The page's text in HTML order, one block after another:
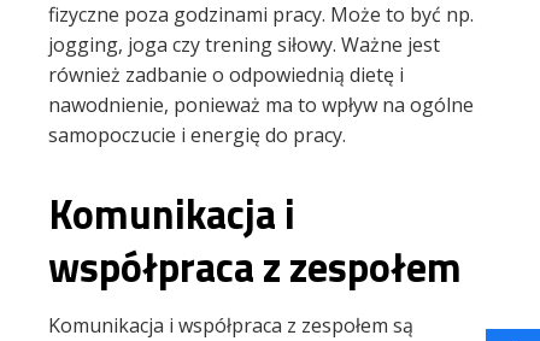
fizyczne poza godzinami pracy. Może to być np.
jogging, joga czy trening siłowy. Ważne jest
również zadbanie o odpowiednią dietę i
nawodnienie, ponieważ ma to wpływ na ogólne
samopoczucie i energię do pracy.
Komunikacja i
współpraca z zespołem
Komunikacja i współpraca z zespołem są